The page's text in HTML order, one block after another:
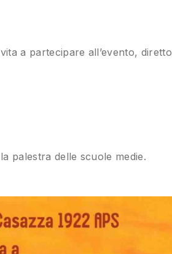
a partecipare all’evento, diretto
palestra delle scuole medie.